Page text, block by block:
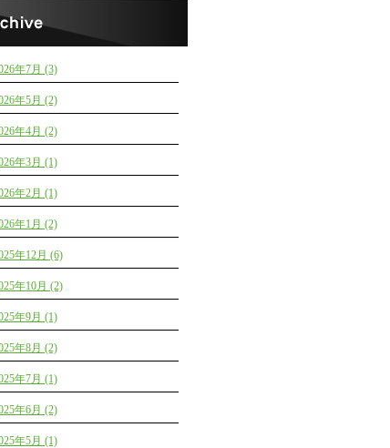
年7月 (3)
年5月 (2)
年4月 (2)
年3月 (1)
年2月 (1)
年1月 (2)
年12月 (6)
年10月 (2)
年9月 (1)
年8月 (2)
年7月 (1)
年6月 (2)
年5月 (1)